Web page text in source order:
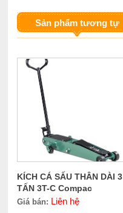
Sản phẩm tương tự
KÍCH CÁ SẤU THÂN DÀI 3
TẤN 3T-C Compac
Giá bán: Liên hệ